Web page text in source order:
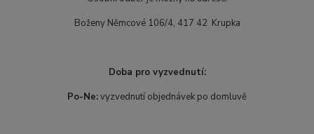
Boženy Němcové 106/4, 417 42 Krupka
Doba pro vyzvednutí:
Po-Ne:vyzvednutí objednávek po domluvě